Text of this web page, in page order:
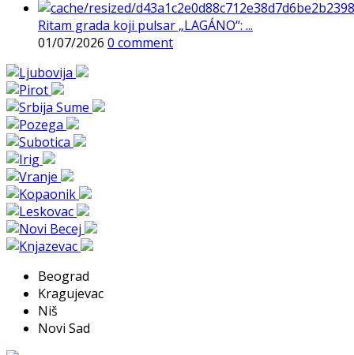
Ritam grada koji pulsar „LAGÁNO“: ...
01/07/2026 0 comment
Beograd
Kragujevac
Niš
Novi Sad